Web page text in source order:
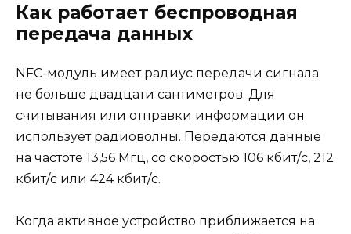
Как работает беспроводная
передача данных
NFC-модуль имеет радиус передачи сигнала
не больше двадцати сантиметров. Для
считывания или отправки информации он
использует радиоволны. Передаются данные
на частоте 13,56 Мгц, со скоростью 106 кбит/с, 212
кбит/с или 424 кбит/с.
Когда активное устройство приближается на